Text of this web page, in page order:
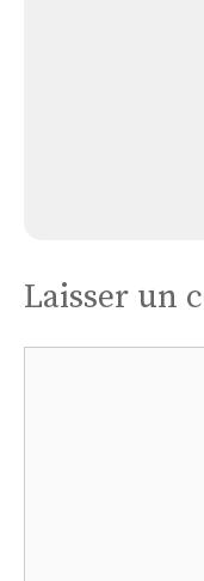
Laisser un